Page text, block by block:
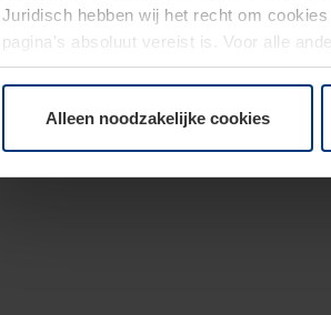
Juridisch hebben wij het recht om
pagina's absoluut vereist is. Voor alle
moment bij de uitleg van de cookies op
Alleen noodzakelijke cookies